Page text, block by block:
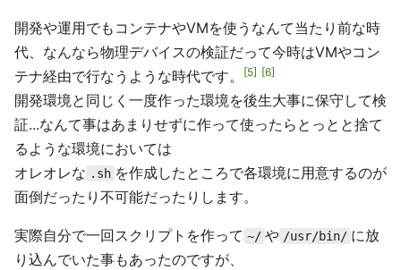
開発や運用でもコンテナやVMを使うなんて当たり前な時
代、なんなら物理デバイスの検証だって今時はVMやコン
テナ経由で行なうような時代です。
5 6
開発環境と同じく一度作った環境を後生大事に保守して検
証...なんて事はあまりせずに作って使ったらとっとと捨て
るような環境においては
オレオレな .sh を作成したところで各環境に用意するのが
面倒だったり不可能だったりします。
実際自分で一回スクリプトを作って ~/ や /usr/bin/ に放
り込んでいた事もあったのですが、